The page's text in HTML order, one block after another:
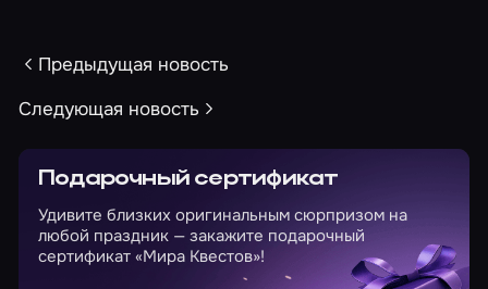
Предыдущая новость
Следующая новость
Подарочный сертификат
Удивите близких оригинальным сюрпризом на
любой праздник — закажите подарочный
сертификат «Мира Квестов»!